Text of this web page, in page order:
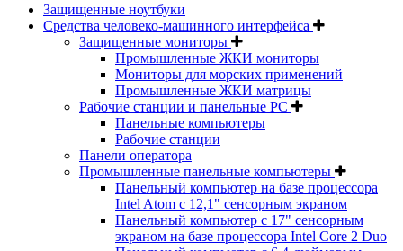
Защищенные ноутбуки
Средства человеко-машинного интерфейса
Защищенные мониторы
Промышленные ЖКИ мониторы
Мониторы для морских применений
Промышленные ЖКИ матрицы
Рабочие станции и панельные РС
Панельные компьютеры
Рабочие станции
Панели оператора
Промышленные панельные компьютеры
Панельный компьютер на базе процессора
Intel Atom с 12,1" сенсорным экраном
Панельный компьютер с 17" сенсорным
экраном на базе процессора Intel Core 2 Duo